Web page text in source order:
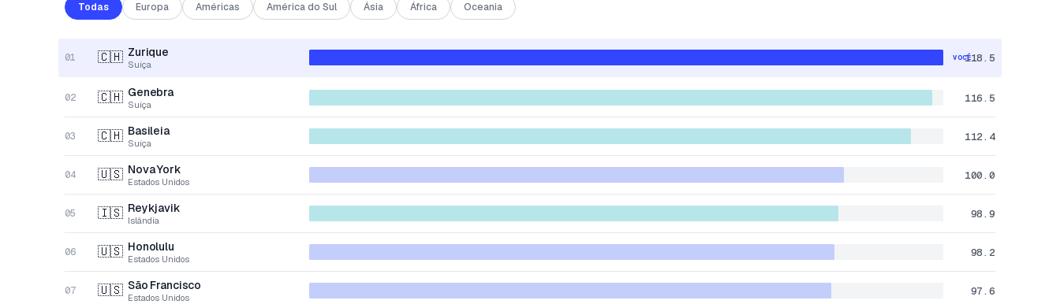
Todas Europa Américas América do Sul Ásia África Oceania
01 🇨🇭 Zurique
Suíça
VOCÊ118.5
02 🇨🇭 Genebra
Suíça
116.5
03 🇨🇭 Basileia
Suíça
112.4
04 🇺🇸 Nova York
Estados Unidos
100.0
05 🇮🇸 Reykjavik
Islândia
98.9
06 🇺🇸 Honolulu
Estados Unidos
98.2
07 🇺🇸 São Francisco
Estados Unidos
97.6